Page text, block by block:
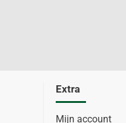
Extra
Mijn account